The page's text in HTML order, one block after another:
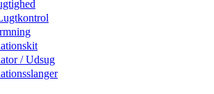
/ Udsug